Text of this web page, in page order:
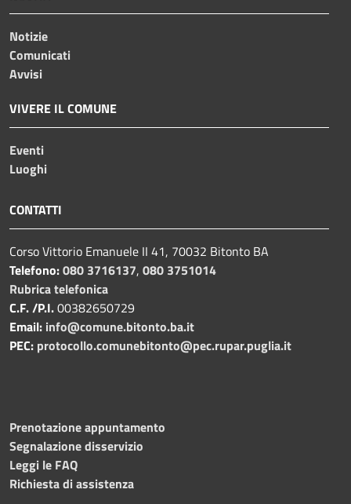
Notizie
Comunicati
Avvisi
VIVERE IL COMUNE
Eventi
Luoghi
CONTATTI
Corso Vittorio Emanuele II 41, 70032 Bitonto BA
Telefono:080 3716137, 080 3751014
Rubrica telefonica
C.F. /P.I.00382650729
Email: info@comune.bitonto.ba.it
PEC: protocollo.comunebitonto@pec.rupar.puglia.it
Prenotazione appuntamento
Segnalazione disservizio
Leggi le FAQ
Richiesta di assistenza